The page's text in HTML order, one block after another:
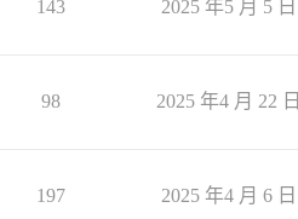
143 2025 年5 月 5 日
98 2025 年4 月 22 日
197 2025 年4 月 6 日